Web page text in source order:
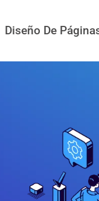
Diseño De